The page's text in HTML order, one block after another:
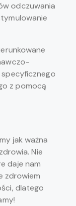
odczuwania
z pomocą
jak ważna
Nie
daje nam
zdrowiem
dlatego